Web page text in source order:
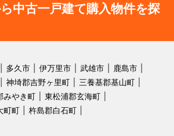
中古一戸建て購入物件を探
多久市 伊万里市 武雄市
鹿島市
神埼郡吉野ヶ里町
三養基郡基山町
みやき町
東松浦郡玄海町
町町 杵島郡白石町